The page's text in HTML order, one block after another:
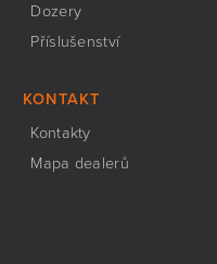
Dozery
Příslušenství
KONTAKT
Kontakty
Mapa dealerů